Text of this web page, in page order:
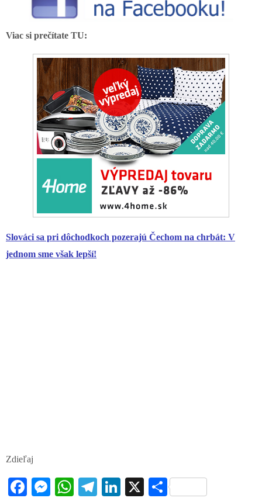
Viac si prečítate TU:
Slováci sa pri dôchodkoch pozerajú Čechom na chrbát: V
jednom sme však lepší!
Zdieľaj
Fa M
W
Te
Li X S